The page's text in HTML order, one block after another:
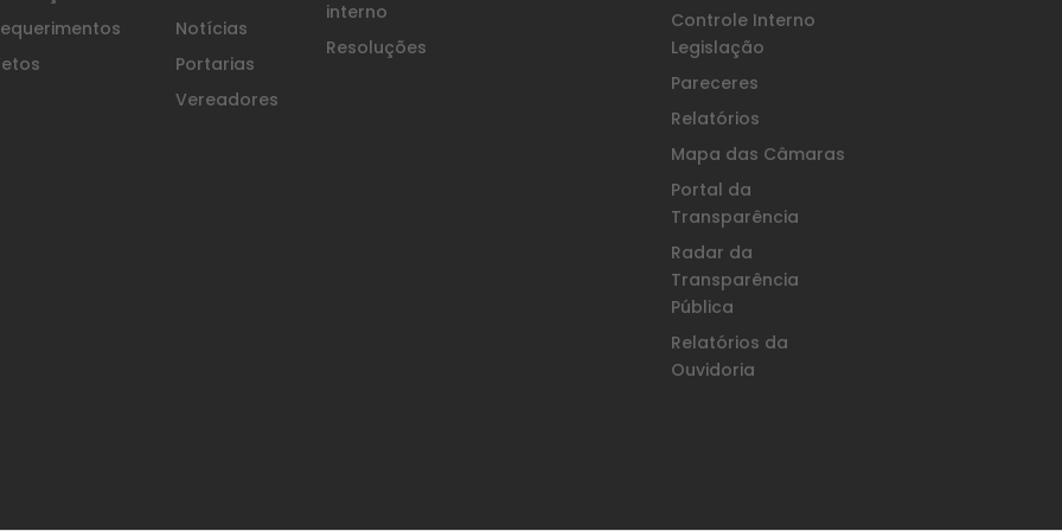
Notícias
Portarias
Vereadores
interno
Resoluções
Controle Interno
Legislação
Pareceres
Relatórios
Mapa das Câmaras
Portal da
Transparência
Radar da
Transparência
Pública
Relatórios da
Ouvidoria